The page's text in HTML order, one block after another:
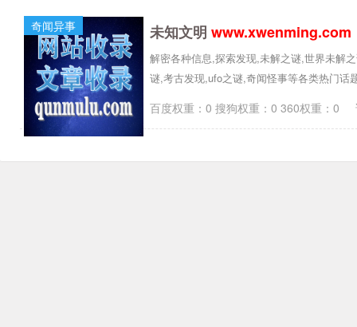
奇闻异事 未知文明 www.xwenming.com
解密各种信息,探索发现,未解之谜,世界未解
谜,考古发现,ufo之谜,奇闻怪事等各类热门话
百度权重：0 搜狗权重：0 360权重：0